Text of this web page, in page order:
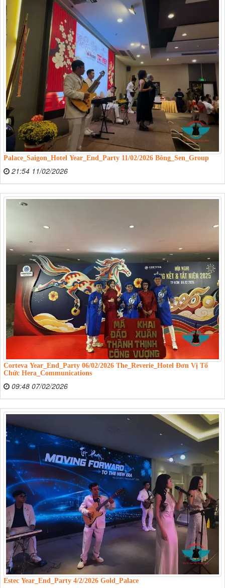
Palace_Saigon_Hotel Year_End_Party 11/02/2026 Bông_Sen_Group
21:54 11/02/2026
Corteva Year_End_Party 06/02/2026 The_Reverie_Hotel Đơn Vị Tổ
Chức Hera_Communications
09:48 07/02/2026
Estec Year_End_Party 4/2/2026 Gold_Palace